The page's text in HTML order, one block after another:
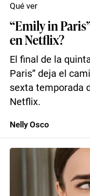
“Emily in
en Netflix?
El final de la
Paris” deja el
sexta temporada
Netflix.
Qué ver
Nelly Osco